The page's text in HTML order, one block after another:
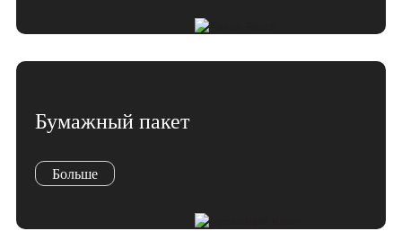
Norwegian
Serbian
Tajik
Xhosa
Бумажный пакет
Больше